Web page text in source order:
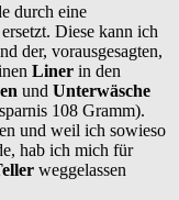
durch eine
Diese kann ich
der, vorausgesagten,
Liner in den
und Unterwäsche
108 Gramm).
und weil ich sowieso
hab ich mich für
weggelassen